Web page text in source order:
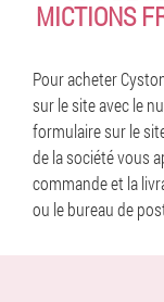
MICTIONS
Pour acheter
sur le site avec le
formulaire sur le
de la société vous
commande et la
ou le bureau de